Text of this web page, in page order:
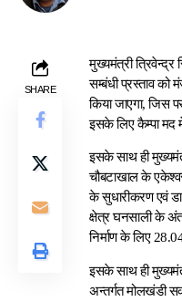
SHARE
मुख्यमंत्री त्रिवेन्द्र
सम्बंधी प्रस्ताव को
किया जाएगा, जिस
इसके लिए कैम्पा मद
इसके साथ ही
चौबटाखाल के
के सुधारीकरण एवं
क्षेत्र घनसाली के
निर्माण के लिए
इसके साथ ही
अन्तर्गत मोलखंडी